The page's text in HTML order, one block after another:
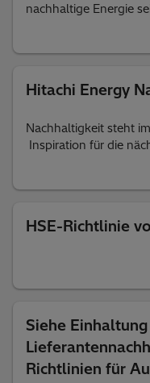
nachhaltige Energie
Hitachi Energy
Nachhaltigkeit steht
Inspiration für die
HSE-Richtlinie
Siehe
Richtlinien für